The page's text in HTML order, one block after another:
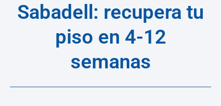
Sabadell: recupera tu
piso en 4-12
semanas